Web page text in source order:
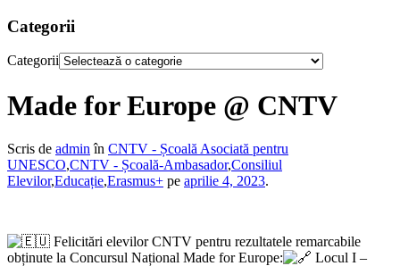
Categorii
Categorii
Made for Europe @ CNTV
Scris de admin în CNTV - Școală Asociată pentru
UNESCO,CNTV - Școală-Ambasador,Consiliul
Elevilor,Educație,Erasmus+ pe aprilie 4, 2023.
Felicitări elevilor CNTV pentru rezultatele remarcabile
obținute la Concursul Național Made for Europe:
Locul I –